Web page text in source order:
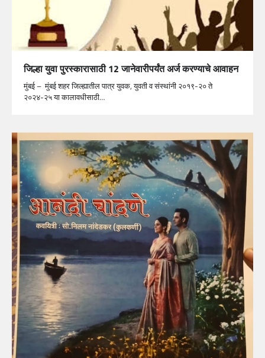
जिल्हा युवा पुरस्कारासाठी 12 जानेवारीपर्यंत अर्ज करण्याचे आवाहन
मुंबई – मुंबई शहर जिल्ह्यातील पात्र युवक, युवती व संस्थांनी २०१९-२० ते
२०२४-२५ या कालावधीसाठी…